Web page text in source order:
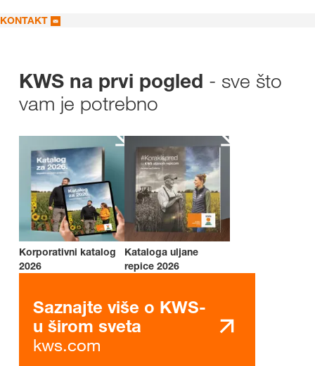
KONTAKT
KWS na prvi pogled - sve što
vam je potrebno
Korporativni katalog
2026
Kataloga uljane
repice 2026
Saznajte više o KWS-
u širom sveta
kws.com